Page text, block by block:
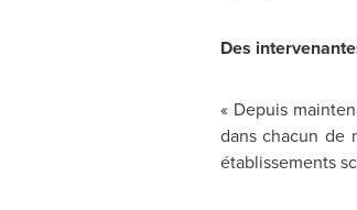
Des
« Depuis
dans chacun de
établissements